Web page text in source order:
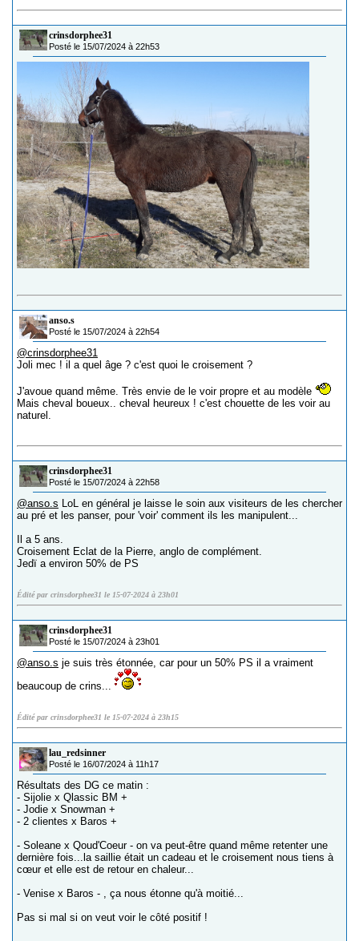
crinsdorphee31
Posté le 15/07/2024 à 22h53
anso.s
Posté le 15/07/2024 à 22h54
@crinsdorphee31
Joli mec ! il a quel âge ? c'est quoi le croisement ?
J'avoue quand même. Très envie de le voir propre et au modèle
Mais cheval boueux.. cheval heureux ! c'est chouette de les voir au
naturel.
crinsdorphee31
Posté le 15/07/2024 à 22h58
@anso.s LoL en général je laisse le soin aux visiteurs de les chercher
au pré et les panser, pour 'voir' comment ils les manipulent...
Il a 5 ans.
Croisement Eclat de la Pierre, anglo de complément.
Jedï a environ 50% de PS
Édité par crinsdorphee31 le 15-07-2024 à 23h01
crinsdorphee31
Posté le 15/07/2024 à 23h01
@anso.s je suis très étonnée, car pour un 50% PS il a vraiment
beaucoup de crins...
Édité par crinsdorphee31 le 15-07-2024 à 23h15
lau_redsinner
Posté le 16/07/2024 à 11h17
Résultats des DG ce matin :
- Sijolie x Qlassic BM +
- Jodie x Snowman +
- 2 clientes x Baros +
- Soleane x Qoud'Coeur - on va peut-être quand même retenter une
dernière fois...la saillie était un cadeau et le croisement nous tiens à
cœur et elle est de retour en chaleur...
- Venise x Baros - , ça nous étonne qu'à moitié...
Pas si mal si on veut voir le côté positif !